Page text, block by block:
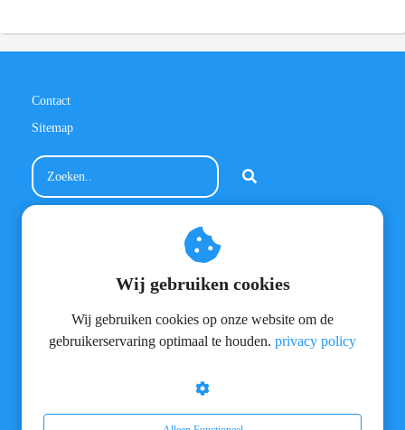
Contact
Sitemap
Meienvoort 36
info@meneervloer.nl
+31(0)628800301
BTW nummer: NL810227861B02
Wij gebruiken cookies
Wij gebruiken cookies op onze website om de
gebruikerservaring optimaal te houden. privacy policy